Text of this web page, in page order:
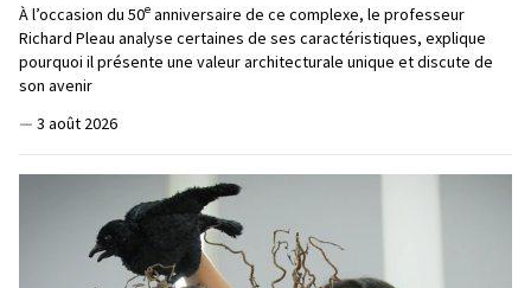
À l’occasion du 50e anniversaire de ce complexe, le professeur
Richard Pleau analyse certaines de ses caractéristiques, explique
pourquoi il présente une valeur architecturale unique et discute de
son avenir
— 3 août 2026